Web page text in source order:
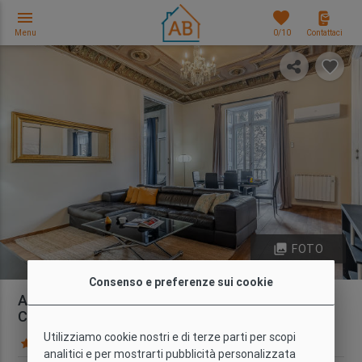
Contattaci
favorites
0/10
menu
Menu
photo_library FOTO
Appartamento Elegante e Centrale con 3
Camere da letto con Balcone
173 Recensioni Mappa
Consenso e preferenze sui cookie
Utilizziamo cookie nostri e di terze parti per scopi
analitici e per mostrarti pubblicità personalizzata